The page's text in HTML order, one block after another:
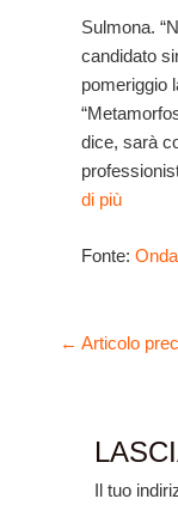
Sulmona.
candidato
pomeriggio
dice, sarà
di più
Fonte:
← Articolo
Il tuo